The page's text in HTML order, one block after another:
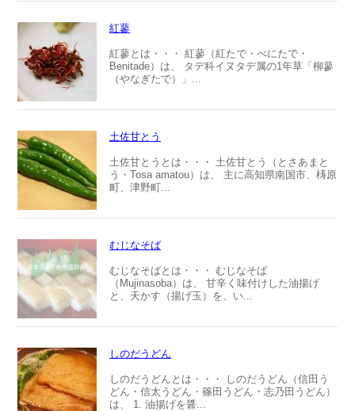
紅蓼
紅蓼とは・・・ 紅蓼（紅たで・べにたで・
Benitade）は、 タデ科イヌタデ属の1年草「柳蓼
（やなぎたで）」...
土佐甘とう
土佐甘とうとは・・・ 土佐甘とう（とさあまと
う・Tosa amatou）は、 主に高知県南国市、梼原
町、津野町...
むじなそば
むじなそばとは・・・ むじなそば
（Mujinasoba）は、 甘辛く味付けした油揚げ
と、天かす（揚げ玉）を、い...
しのだうどん
しのだうどんとは・・・ しのだうどん（信田う
どん・信太うどん・篠田うどん・志乃田うどん）
は、 1. 油揚げを醤...